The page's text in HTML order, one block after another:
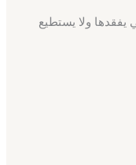
ولا يستطيع